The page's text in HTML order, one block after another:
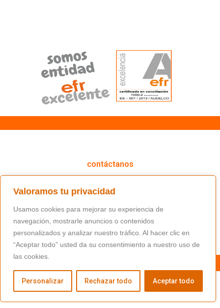
Valoramos tu privacidad
Usamos cookies para mejorar su experiencia de
navegación, mostrarle anuncios o contenidos
personalizados y analizar nuestro tráfico. Al hacer clic en
“Aceptar todo” usted da su consentimiento a nuestro uso de
las cookies.
Personalizar Rechazar todo Aceptar todo
contáctanos
(+34) 91 766 98 56 / fundacion@masfamilia.org
síguenos en nuestras redes sociales